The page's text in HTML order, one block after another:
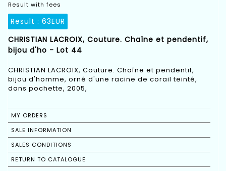
Result with fees
Result : 63EUR
CHRISTIAN LACROIX, Couture. Chaîne et pendentif,
bijou d'ho - Lot 44
CHRISTIAN LACROIX, Couture. Chaîne et pendentif,
bijou d'homme, orné d'une racine de corail teinté,
dans pochette, 2005,
MY ORDERS
SALE INFORMATION
SALES CONDITIONS
RETURN TO CATALOGUE